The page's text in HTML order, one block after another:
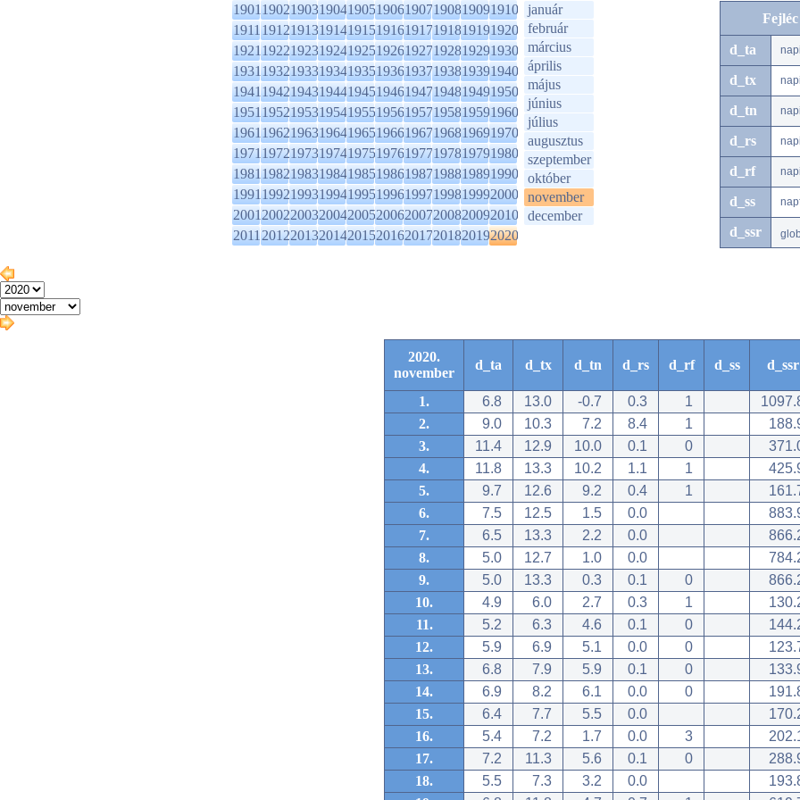
1901190219031904190519061907190819091910
1911191219131914191519161917191819191920
1921192219231924192519261927192819291930
1931193219331934193519361937193819391940
1941194219431944194519461947194819491950
1951195219531954195519561957195819591960
1961196219631964196519661967196819691970
1971197219731974197519761977197819791980
1981198219831984198519861987198819891990
1991199219931994199519961997199819992000
2001200220032004200520062007200820092010
2011201220132014201520162017201820192020
január
február
március
április
május
június
július
augusztus
szeptember
október
november
december
d_ta
d_tx
d_tn
d_rs
d_rf
d_ss
d_ssr
2020.
november
d_ta d_tx d_tn d_rs d_rf d_ss d_ssr
1. 6.8 13.0 -0.7 0.3 1
2.
9.0 10.3 7.2 8.4 1
3.
11.4 12.9 10.0 0.1 0
4.
11.8 13.3 10.2 1.1 1
5.
9.7 12.6 9.2 0.4 1
6.
7.5 12.5 1.5 0.0
7.
6.5 13.3 2.2 0.0
8.
5.0 12.7 1.0 0.0
9.
5.0 13.3 0.3 0.1 0
10.
4.9 6.0 2.7 0.3 1
11.
5.2 6.3 4.6 0.1 0
12.
5.9 6.9 5.1 0.0 0
13.
6.8 7.9 5.9 0.1 0
14.
6.9 8.2 6.1 0.0 0
15.
6.4 7.7 5.5 0.0
16.
5.4 7.2 1.7 0.0 3
17.
7.2 11.3 5.6 0.1 0
18.
5.5 7.3 3.2 0.0